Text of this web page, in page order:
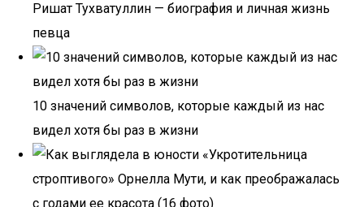
Ришат Тухватуллин — биография и личная жизнь
певца
10 значений символов, которые каждый из нас
видел хотя бы раз в жизни